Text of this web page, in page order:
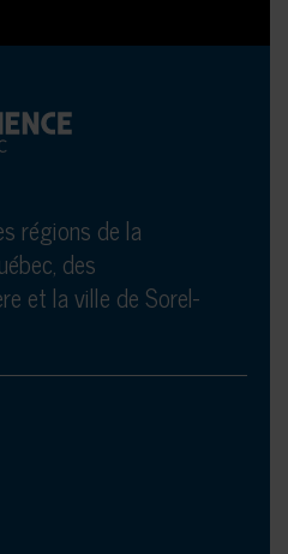
régions de la
des
et la ville de Sorel-